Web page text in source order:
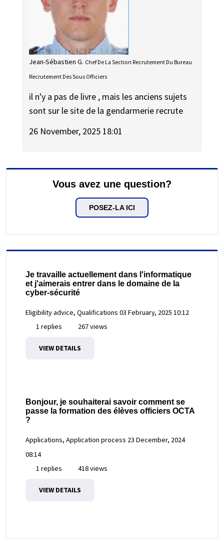
Jean-Sébastien G. Chef De La Section Recrutement Du Bureau
Recrutement Des Sous Officiers
il n'y a pas de livre , mais les anciens sujets
sont sur le site de la gendarmerie recrute
26 November, 2025 18:01
Vous avez une question?
POSEZ-LA ICI
Je travaille actuellement dans l'informatique
et j'aimerais entrer dans le domaine de la
cyber-sécurité
Eligibility advice, Qualifications 03 February, 2025 10:12
1 replies
267 views
VIEW DETAILS
Bonjour, je souhaiterai savoir comment se
passe la formation des élèves officiers OCTA
?
Applications, Application process 23 December, 2024
08:14
1 replies
418 views
VIEW DETAILS